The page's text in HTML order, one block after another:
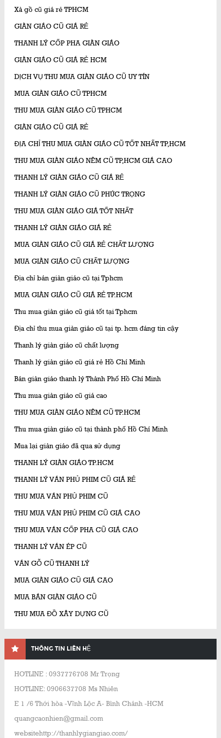
Xà gồ cũ giá rẻ TPHCM
GIÀN GIÁO CŨ GIÁ RẺ
THANH LÝ CỐP PHA GIÀN GIÁO
GIÀN GIÁO CŨ GIÁ RẺ HCM
DỊCH VỤ THU MUA GIÀN GIÁO CŨ UY TÍN
MUA GIÀN GIÁO CŨ TPHCM
THU MUA GIÀN GIÁO CŨ TPHCM
GIÀN GIÁO CŨ GIÁ RẺ
ĐỊA CHỈ THU MUA GIÀN GIÁO CŨ TỐT NHẤT TP,HCM
THU MUA GIÀN GIÁO NÊM CŨ TP,HCM GIÁ CAO
THANH LÝ GIÀN GIÁO CŨ GIÁ RẺ
THANH LÝ GIÀN GIÁO CŨ PHÚC TRỌNG
THU MUA GIÀN GIÁO GIÁ TỐT NHẤT
THANH LÝ GIÀN GIÁO GIÁ RẺ
MUA GIÀN GIÁO CŨ GIÁ RẺ CHẤT LƯỢNG
MUA GIÀN GIÁO CŨ CHẤT LƯỢNG
Địa chỉ bán giàn giáo cũ tại Tphcm
MUA GIÀN GIÁO CŨ GIÁ RẺ TP.HCM
Thu mua giàn giáo cũ giá tốt tại Tphcm
Địa chỉ thu mua giàn giáo cũ tại tp. hcm đáng tin cậy
Thanh lý giàn giáo cũ chất lượng
Thanh lý giàn giáo cũ giá rẻ Hồ Chí Minh
Bán giàn giáo thanh lý Thành Phố Hồ Chí Minh
Thu mua giàn giáo cũ giá cao
THU MUA GIÀN GIÁO NÊM CŨ TP.HCM
Thu mua giàn giáo cũ tại thành phố Hồ Chí Minh
Mua lại giàn giáo đã qua sử dụng
THANH LÝ GIÀN GIÁO TP.HCM
THANH LÝ VÁN PHỦ PHIM CŨ GIÁ RẺ
THU MUA VÁN PHỦ PHIM CŨ
THU MUA VÁN PHỦ PHIM CŨ GIÁ CAO
THU MUA VÁN CỐP PHA CŨ GIÁ CAO
THANH LÝ VÁN ÉP CŨ
VÁN GỖ CŨ THANH LÝ
MUA GIÀN GIÁO CŨ GIÁ CAO
MUA BÁN GIÀN GIÁO CŨ
THU MUA ĐỒ XÂY DỰNG CŨ
THÔNG TIN LIÊN HỆ
HOTLINE : 0937776708 Mr Trọng
HOTLINE: 0906637708 Ms Nhiên
E 1 /6 Thới hòa -Vĩnh Lộc A- Bình Chánh -HCM
quangcaonhien@gmail.com
websitehttp://thanhlygiangiao.com/